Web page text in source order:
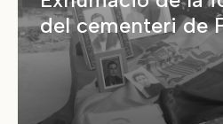
del cementeri de